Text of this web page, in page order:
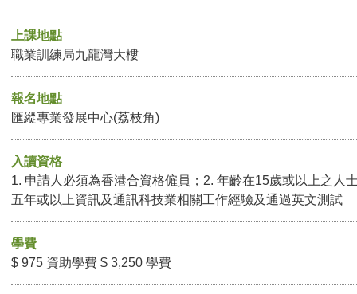
上課地點
職業訓練局九龍灣大樓
報名地點
匯縱專業發展中心(荔枝角)
入讀資格
1. 申請人必須為香港合資格僱員；2. 年齡在15歲或以上之人
五年或以上資訊及通訊科技業相關工作經驗及通過英文測試
學費
$ 975 資助學費 $ 3,250 學費